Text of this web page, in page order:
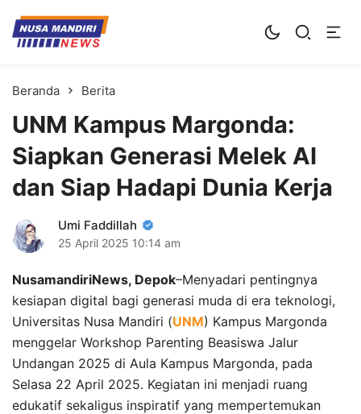
Kampus Digital Bisnis
Universitas Nusa Mandiri
Beranda Berita
UNM Kampus Margonda:
Siapkan Generasi Melek AI
dan Siap Hadapi Dunia Kerja
Umi Faddillah
25 April 2025 10:14 am
NusamandiriNews, Depok–Menyadari pentingnya
kesiapan digital bagi generasi muda di era teknologi,
Universitas Nusa Mandiri (UNM) Kampus Margonda
menggelar Workshop Parenting Beasiswa Jalur
Undangan 2025 di Aula Kampus Margonda, pada
Selasa 22 April 2025. Kegiatan ini menjadi ruang
edukatif sekaligus inspiratif yang mempertemukan